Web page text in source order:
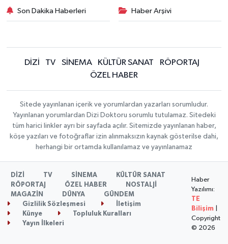
Son Dakika Haberleri Haber Arşivi
DİZİ TV SİNEMA KÜLTÜR SANAT
RÖPORTAJ
ÖZEL HABER
Sitede yayınlanan içerik ve yorumlardan yazarları sorumludur.
Yayınlanan yorumlardan Dizi Doktoru sorumlu tutulamaz. Sitedeki
tüm harici linkler ayrı bir sayfada açılır. Sitemizde yayınlanan haber,
köşe yazıları ve fotoğraflar izin alınmaksızın kaynak gösterilse dahi,
herhangi bir ortamda kullanılamaz ve yayınlanamaz
DİZİ TV SİNEMA
KÜLTÜR SANAT
RÖPORTAJ
ÖZEL HABER
NOSTALJİ
MAGAZİN
DÜNYA
GÜNDEM
Gizlilik Sözleşmesi
İletişim
Künye
Topluluk Kuralları
Yayın İlkeleri
Haber
Yazılımı:
TE
Bilişim
Copyright
© 2026